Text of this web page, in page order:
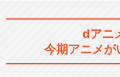
dアニ
今期アニメが